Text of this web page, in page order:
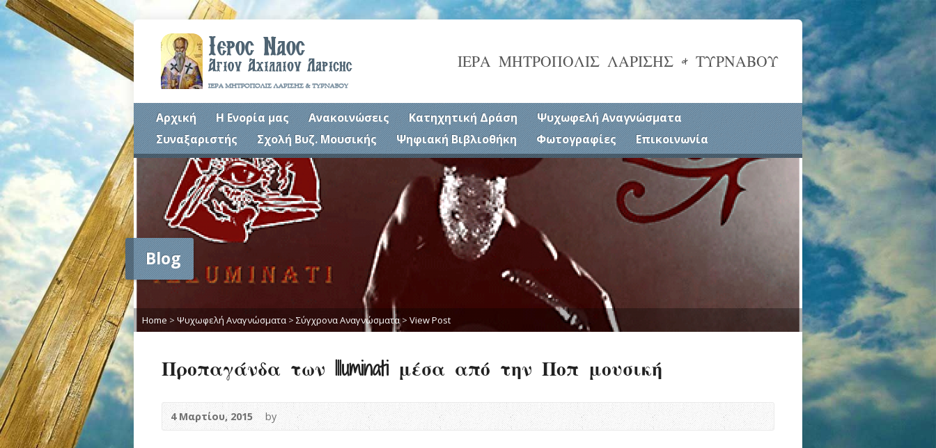
ΙΕΡΑ ΜΗΤΡΟΠΟΛΙΣ ΛΑΡΙΣΗΣ & ΤΥΡΝΑΒΟΥ
Αρχική Η Ενορία μας Ανακοινώσεις Κατηχητική Δράση
Ψυχωφελή Αναγνώσματα
Συναξαριστής
Σχολή Βυζ. Μουσικής Ψηφιακή Βιβλιοθήκη Φωτογραφίες Επικοινωνία
Blog
Home > Ψυχωφελή Αναγνώσματα > Σύγχρονα Αναγνώσματα> View Post
Προπαγάνδα των Illuminati μέσα από την Ποπ μουσική
4 Μαρτίου, 2015 by